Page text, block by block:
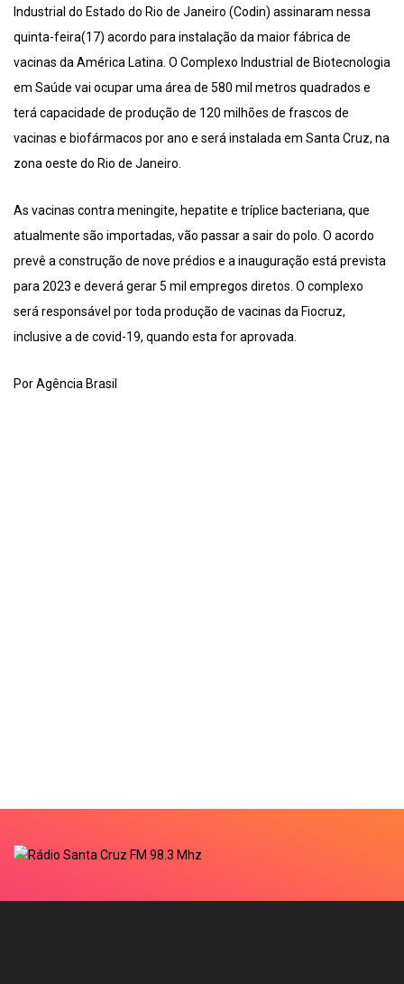
Industrial do Estado do Rio de Janeiro (Codin) assinaram nessa
quinta-feira(17) acordo para instalação da maior fábrica de
vacinas da América Latina. O Complexo Industrial de Biotecnologia
em Saúde vai ocupar uma área de 580 mil metros quadrados e
terá capacidade de produção de 120 milhões de frascos de
vacinas e biofármacos por ano e será instalada em Santa Cruz, na
zona oeste do Rio de Janeiro.
As vacinas contra meningite, hepatite e tríplice bacteriana, que
atualmente são importadas, vão passar a sair do polo. O acordo
prevê a construção de nove prédios e a inauguração está prevista
para 2023 e deverá gerar 5 mil empregos diretos. O complexo
será responsável por toda produção de vacinas da Fiocruz,
inclusive a de covid-19, quando esta for aprovada.
Por Agência Brasil